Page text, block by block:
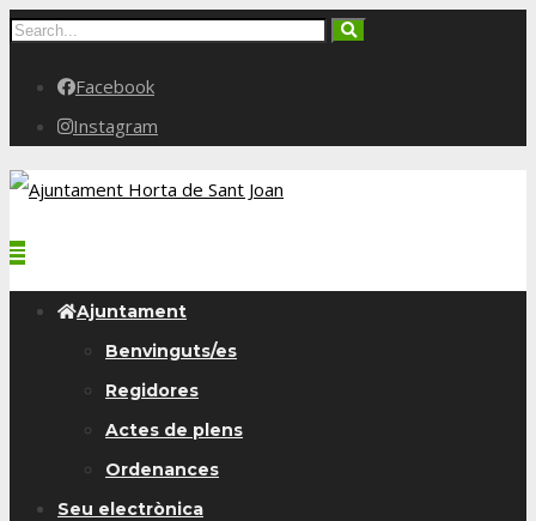
Facebook
Instagram
Ajuntament
Benvinguts/es
Regidores
Actes de plens
Ordenances
Seu electrònica